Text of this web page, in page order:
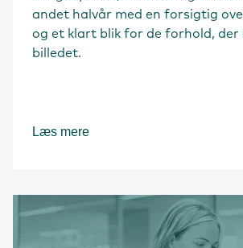
andet halvår med en forsigtig
og et klart blik for de forhold,
billedet.
Læs mere